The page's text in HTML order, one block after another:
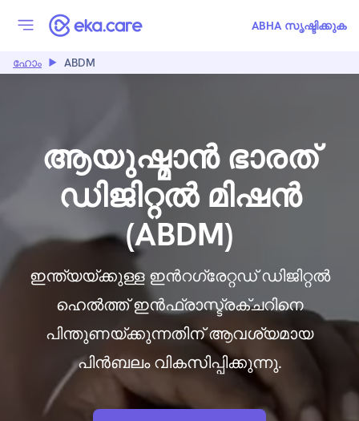
ABHA സൃഷ്ടിക്കുക
ഹോം ABDM
ആയുഷ്മാൻ ഭാരത്
ഡിജിറ്റൽ മിഷൻ
(ABDM)
ഇന്ത്യയ്ക്കുള്ള ഇന്‍റഗ്രേറ്റഡ് ഡിജിറ്റൽ
ഹെൽത്ത് ഇൻഫ്രാസ്ട്രക്ചറിനെ
പിന്തുണയ്ക്കുന്നതിന് ആവശ്യമായ
പിന്‍ബലം വികസിപ്പിക്കുന്നു.